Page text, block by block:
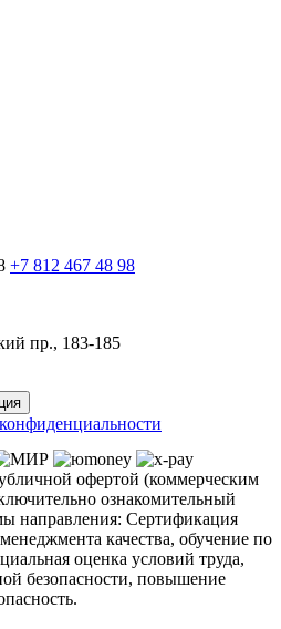
+7 812 467 48 98
пр., 183-185
офертой (коммерческим
ознакомительный
направления: Сертификация
качества, обучение по
оценка условий труда,
безопасности, повышение